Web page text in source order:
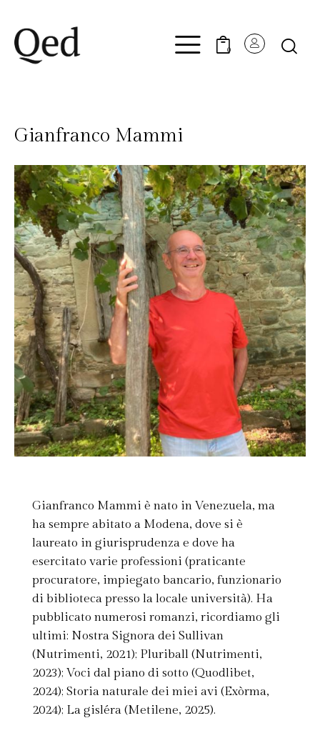
0
Gianfranco Mammi
Gianfranco Mammi è nato in Venezuela, ma
ha sempre abitato a Modena, dove si è
laureato in giurisprudenza e dove ha
esercitato varie professioni (praticante
procuratore, impiegato bancario, funzionario
di biblioteca presso la locale università). Ha
pubblicato numerosi romanzi, ricordiamo gli
ultimi: Nostra Signora dei Sullivan
(Nutrimenti, 2021); Pluriball (Nutrimenti,
2023); Voci dal piano di sotto (Quodlibet,
2024); Storia naturale dei miei avi (Exòrma,
2024); La gisléra (Metilene, 2025).